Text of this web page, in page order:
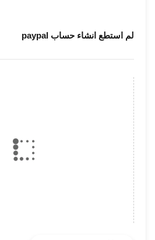
لم استطع انشاء حساب paypal